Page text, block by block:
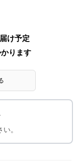
け予定
かります
。